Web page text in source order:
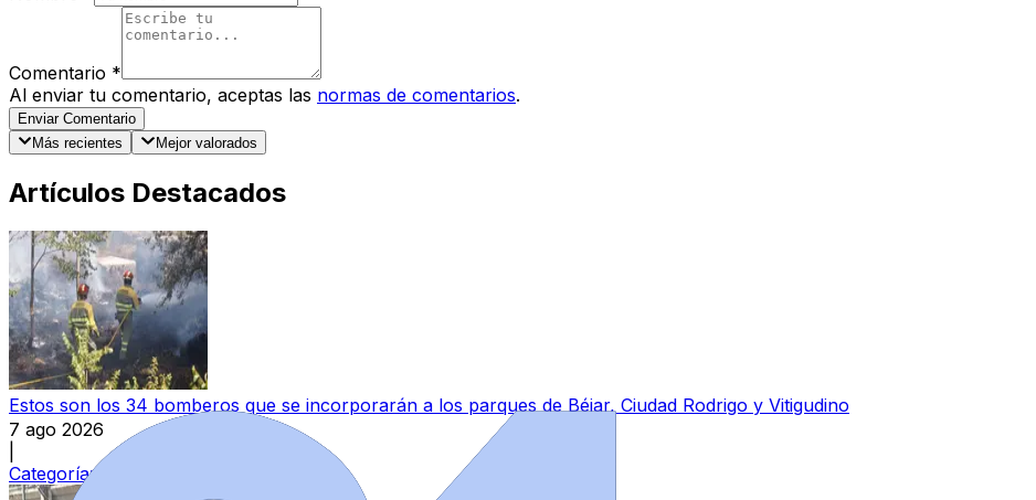
Comentario *
Al enviar tu comentario, aceptas las normas de comentarios.
Enviar Comentario
Más recientes
Mejor valorados
Artículos Destacados
Estos son los 34 bomberos que se incorporarán a los parques de Béjar, Ciudad Rodrigo y Vitigudino
7 ago 2026
Categoría: